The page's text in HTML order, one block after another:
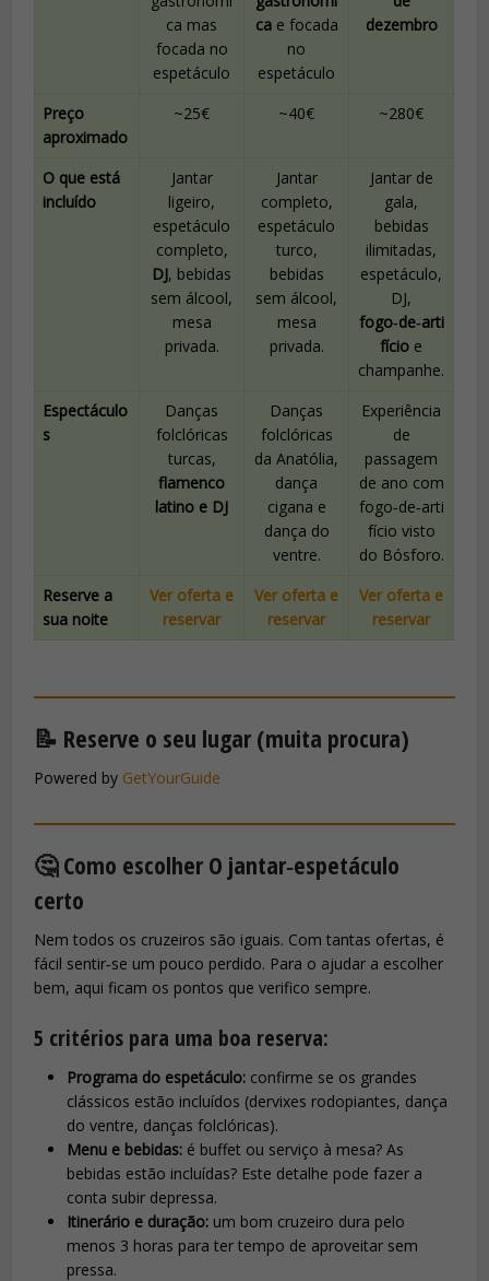
ca mas
focada no
espetáculo
cae focada
no
espetáculo
dezembro
Preço
aproximado
~25€ ~40€ ~280€
O que está
incluído
Jantar
ligeiro,
espetáculo
completo,
DJ, bebidas
sem álcool,
mesa
privada.
Jantar
completo,
espetáculo
turco,
bebidas
sem álcool,
mesa
privada.
Jantar de
gala,
bebidas
ilimitadas,
espetáculo,
DJ,
fogo‑de‑arti
fício e
champanhe.
Espectáculo
s
Danças
folclóricas
turcas,
flamenco
latino e DJ
Danças
folclóricas
da Anatólia,
dança
cigana e
dança do
ventre.
Experiência
de
passagem
de ano com
fogo‑de‑arti
fício visto
do Bósforo.
Reserve a
sua noite
Ver oferta e
reservar
Ver oferta e
reservar
Ver oferta e
reservar
📝 Reserve o seu lugar (muita procura)
Powered by GetYourGuide
🤔 Como escolher O jantar‑espetáculo
certo
Nem todos os cruzeiros são iguais. Com tantas ofertas, é
fácil sentir‑se um pouco perdido. Para o ajudar a escolher
bem, aqui ficam os pontos que verifico sempre.
5 critérios para uma boa reserva:
Programa do espetáculo: confirme se os grandes
clássicos estão incluídos (dervixes rodopiantes, dança
do ventre, danças folclóricas).
Menu e bebidas: é buffet ou serviço à mesa? As
bebidas estão incluídas? Este detalhe pode fazer a
conta subir depressa.
Itinerário e duração: um bom cruzeiro dura pelo
menos 3 horas para ter tempo de aproveitar sem
pressa.